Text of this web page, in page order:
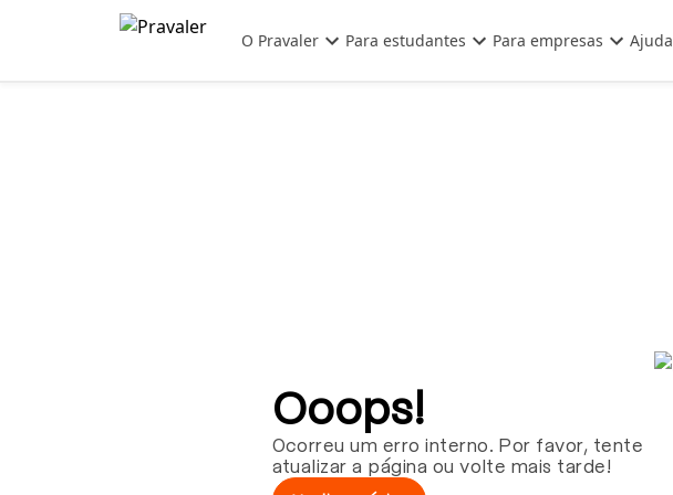
Pular para o conteúdo principal
O Pravaler Para estudantes Para empresas Ajuda
Ooops!
Ocorreu um erro interno. Por favor, tente
atualizar a página ou volte mais tarde!